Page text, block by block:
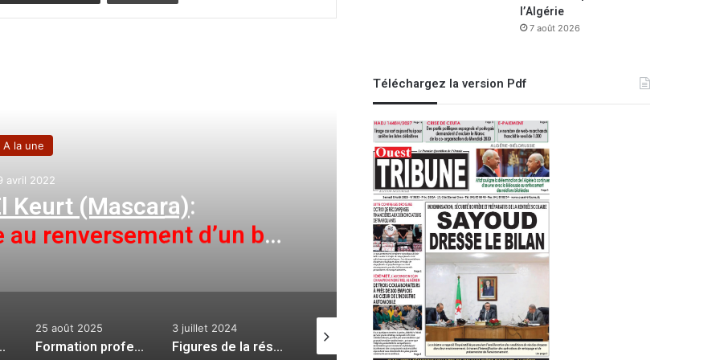
A la une
avril 2022
Keurt (Mascara):
renversement d’un bus
Mascara : création d’une
faculté de
la faculté de médecine
25 août 2025
Formation professionnelle à El Bayadh : plus de 5000 nouvelles places pédagogiques pour la session d’octobre
3 juillet 2024
Figures de la résistance algérienne : les enfants moudjahidine comme modèle, thème d’une rencontre nationale à Alger El-Oued
24 novembre 2023
Mascara : 80 tonnes de denrées alimentaire et de médicaments pour Ghaza
l’Algérie
7 août 2026
Téléchargez la version Pdf